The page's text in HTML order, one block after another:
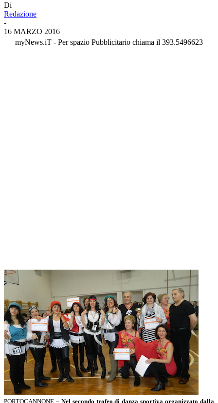
Di
Redazione
-
16 MARZO 2016
myNews.iT - Per spazio Pubblicitario chiama il 393.5496623
PORTOCANNONE – Nel secondo trofeo di danza sportiva organizzato dalla